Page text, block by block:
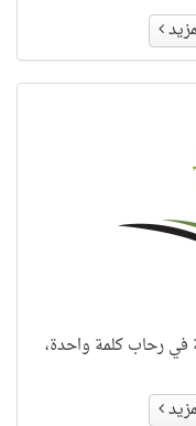
رحاب كلمة واحدة،